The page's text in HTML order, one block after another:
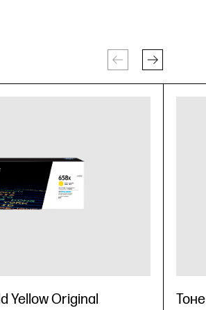
Yellow Original